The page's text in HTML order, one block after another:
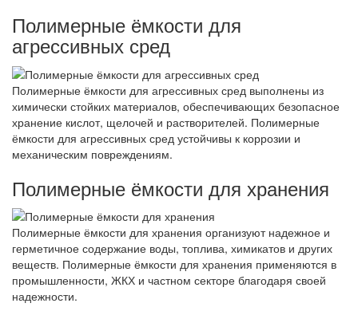
Полимерные ёмкости для
агрессивных сред
Полимерные ёмкости для агрессивных сред выполнены из
химически стойких материалов, обеспечивающих безопасное
хранение кислот, щелочей и растворителей. Полимерные
ёмкости для агрессивных сред устойчивы к коррозии и
механическим повреждениям.
Полимерные ёмкости для хранения
Полимерные ёмкости для хранения организуют надежное и
герметичное содержание воды, топлива, химикатов и других
веществ. Полимерные ёмкости для хранения применяются в
промышленности, ЖКХ и частном секторе благодаря своей
надежности.